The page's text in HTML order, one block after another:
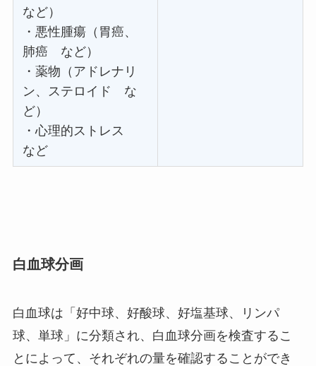
など）
・悪性腫瘍（胃癌、
肺癌 など）
・薬物（アドレナリ
ン、ステロイド な
ど）
・心理的ストレス
など
白血球分画
白血球は「好中球、好酸球、好塩基球、リンパ
球、単球」に分類され、白血球分画を検査するこ
とによって、それぞれの量を確認することができ